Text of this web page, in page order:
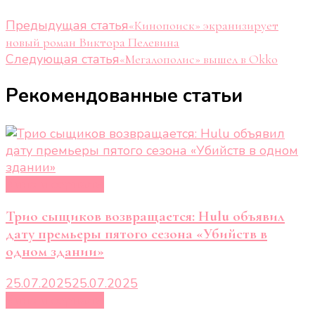
Навигация
по
записям
Предыдущая статья«Кинопоиск» экранизирует
новый роман Виктора Пелевина
Следующая статья«Мегалополис» вышел в Okko
Рекомендованные статьи
Трио сыщиков возвращается: Hulu объявил
дату премьеры пятого сезона «Убийств в
одном здании»
25.07.202525.07.2025